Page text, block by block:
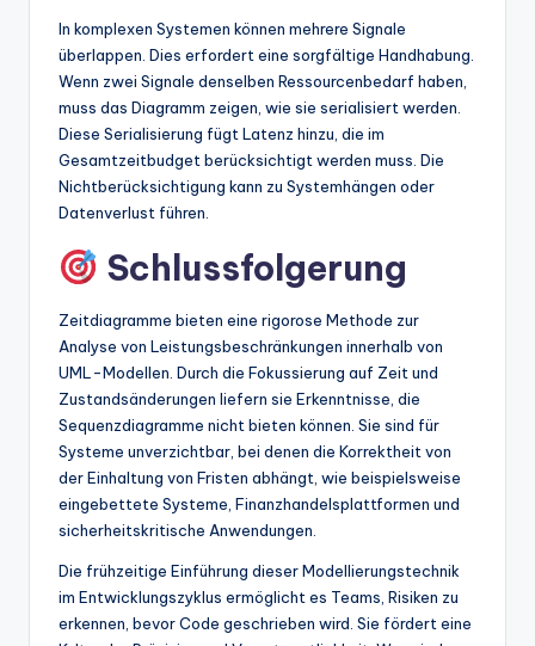
In komplexen Systemen können mehrere Signale
überlappen. Dies erfordert eine sorgfältige Handhabung.
Wenn zwei Signale denselben Ressourcenbedarf haben,
muss das Diagramm zeigen, wie sie serialisiert werden.
Diese Serialisierung fügt Latenz hinzu, die im
Gesamtzeitbudget berücksichtigt werden muss. Die
Nichtberücksichtigung kann zu Systemhängen oder
Datenverlust führen.
Schlussfolgerung
Zeitdiagramme bieten eine rigorose Methode zur
Analyse von Leistungsbeschränkungen innerhalb von
UML-Modellen. Durch die Fokussierung auf Zeit und
Zustandsänderungen liefern sie Erkenntnisse, die
Sequenzdiagramme nicht bieten können. Sie sind für
Systeme unverzichtbar, bei denen die Korrektheit von
der Einhaltung von Fristen abhängt, wie beispielsweise
eingebettete Systeme, Finanzhandelsplattformen und
sicherheitskritische Anwendungen.
Die frühzeitige Einführung dieser Modellierungstechnik
im Entwicklungszyklus ermöglicht es Teams, Risiken zu
erkennen, bevor Code geschrieben wird. Sie fördert eine